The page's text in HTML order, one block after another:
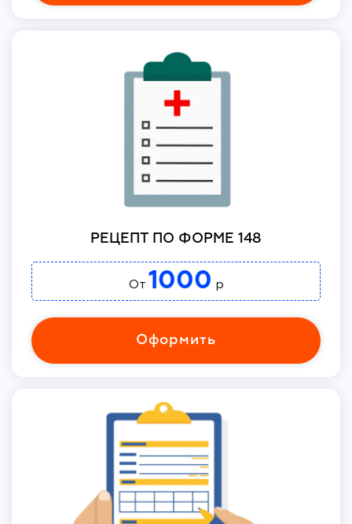
РЕЦЕПТ ПО ФОРМЕ 148
От 1000 р
Оформить